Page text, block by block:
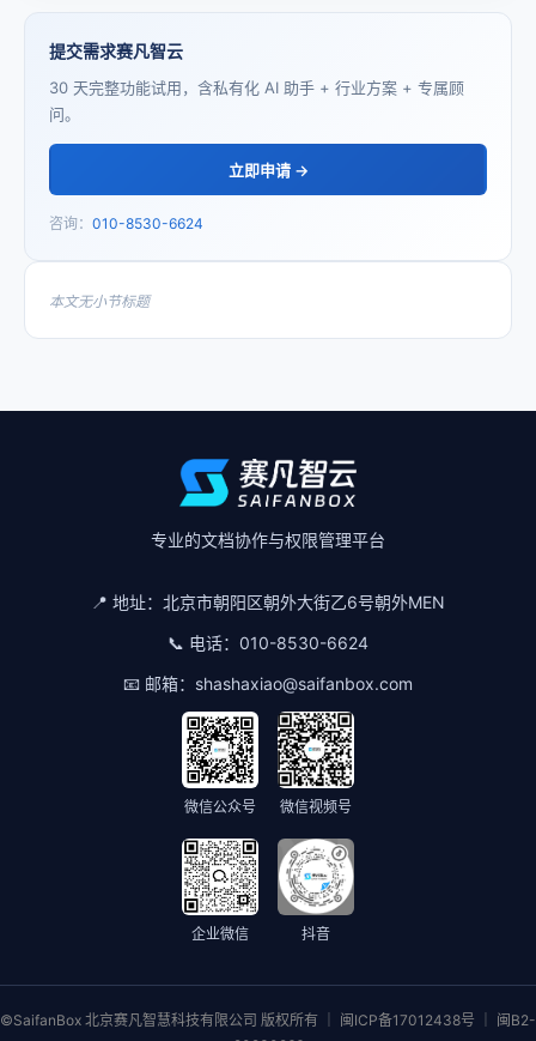
提交需求赛凡智云
30 天完整功能试用，含私有化 AI 助手 + 行业方案 + 专属顾
问。
立即申请 →
咨询： 010-8530-6624
本文无小节标题
专业的文档协作与权限管理平台
📍 地址： 北京市朝阳区朝外大街乙6号朝外MEN
📞 电话： 010-8530-6624
📧 邮箱： shashaxiao@saifanbox.com
微信公众号 微信视频号
企业微信 抖音
©SaifanBox 北京赛凡智慧科技有限公司 版权所有 ｜ 闽ICP备17012438号 ｜ 闽B2-